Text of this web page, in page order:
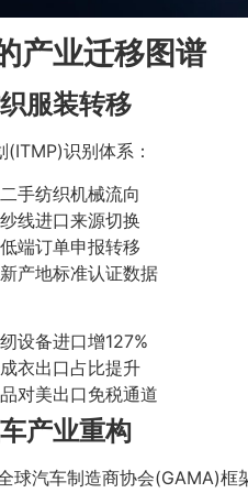
产业迁移图谱
服装转移
识别体系：
二手纺织机械流向
纱线进口来源切换
端订单申报转移
新产地标准认证数据
设备进口增127%
衣出口占比提升
对美出口免税通道
产业重构
球汽车制造商协会(GAMA)框